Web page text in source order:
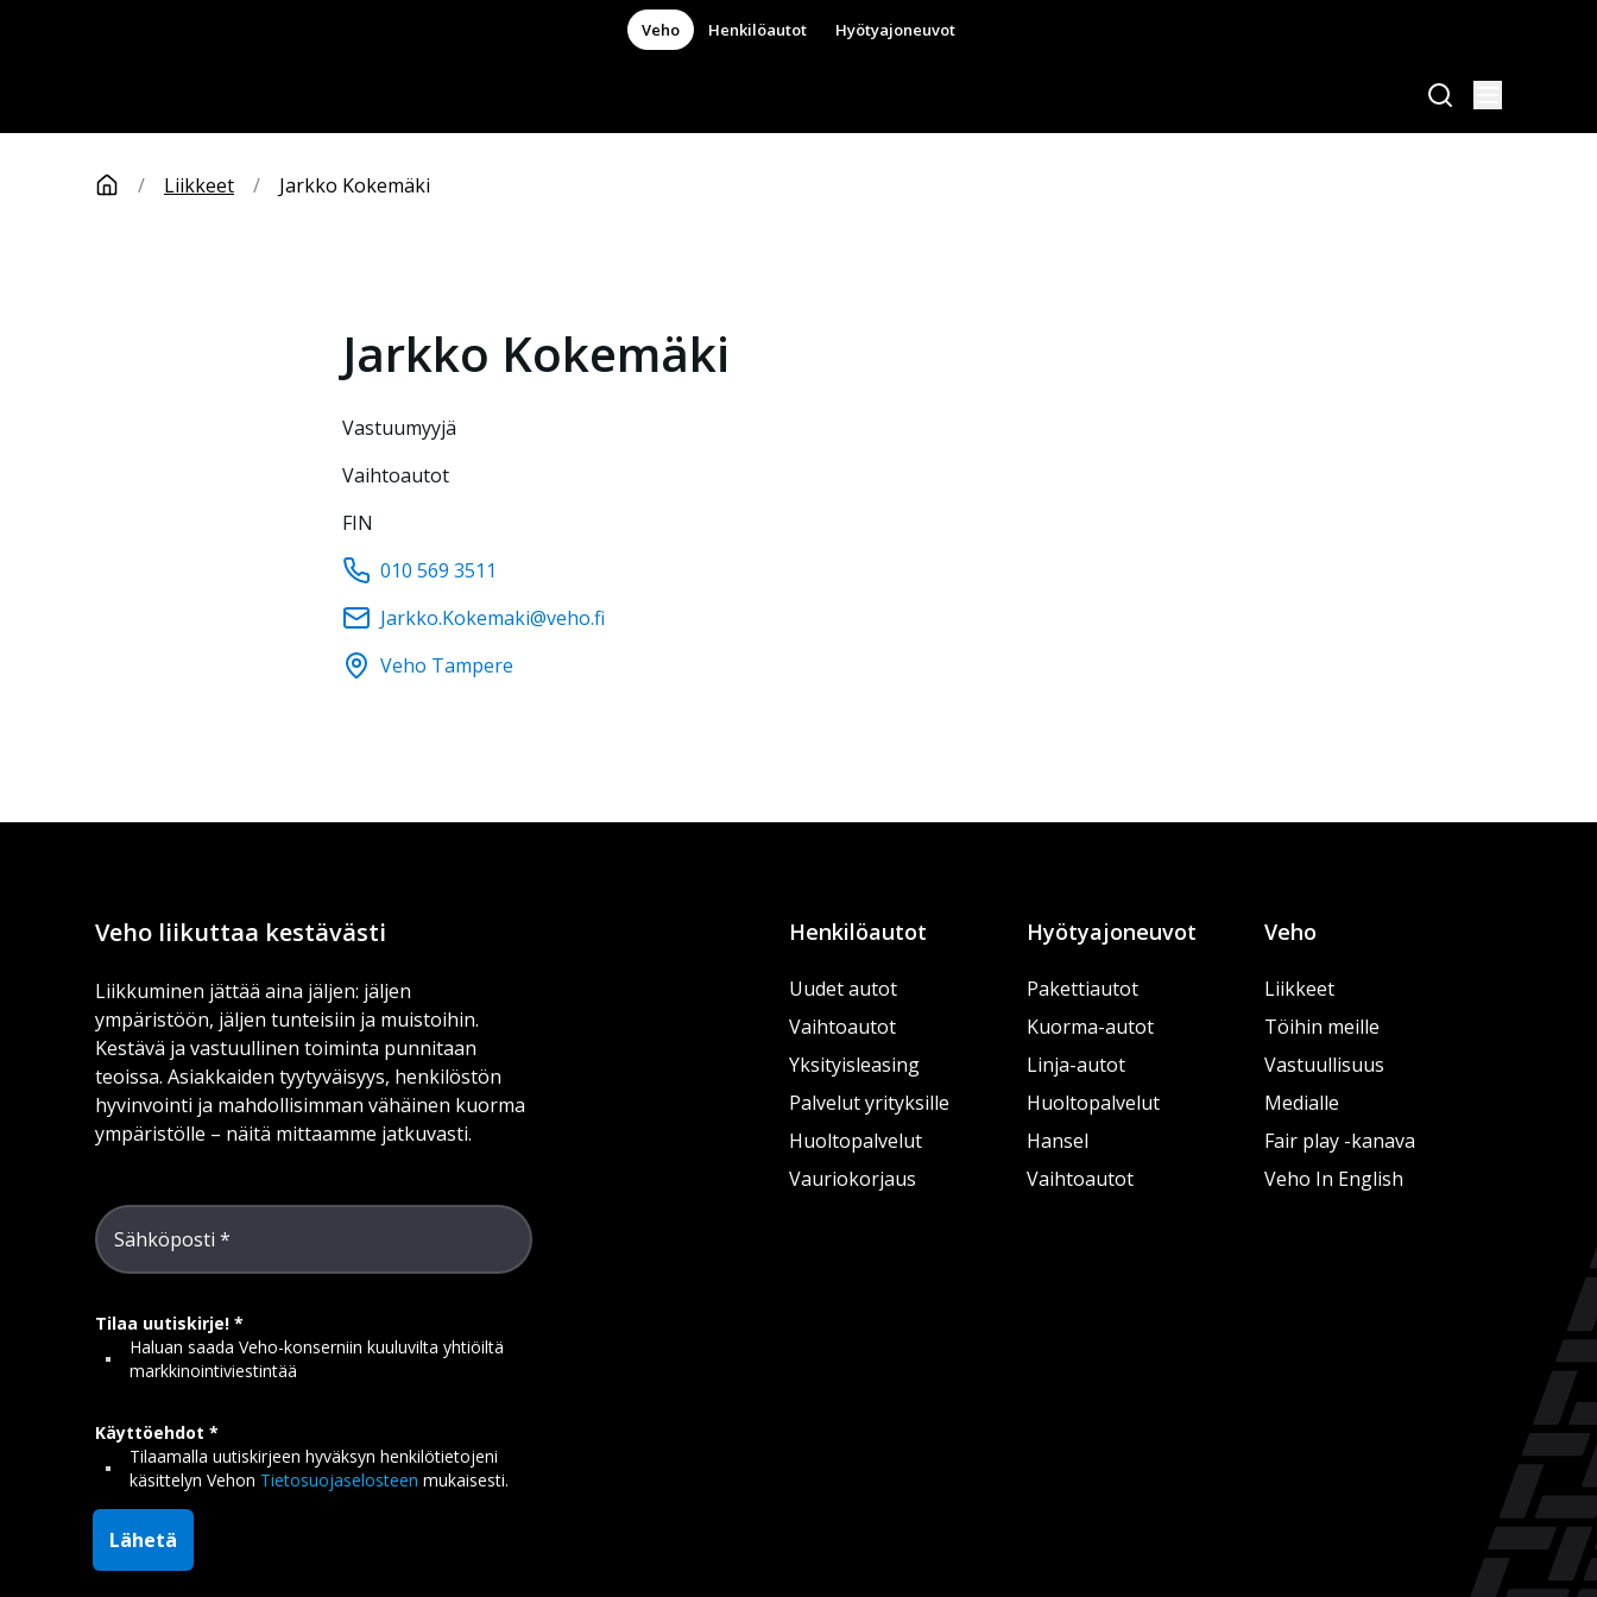
Veho Henkilöautot Hyötyajoneuvot
/ Liikkeet / Jarkko Kokemäki
Jarkko Kokemäki
vastuumyyjä
Vaihtoautot
FIN
010 569 3511
Jarkko.Kokemaki@veho.fi
Veho Tampere
Veho liikuttaa kestävästi
Liikkuminen jättää aina jäljen: jäljen
ympäristöön, jäljen tunteisiin ja muistoihin.
Kestävä ja vastuullinen toiminta punnitaan
teoissa. Asiakkaiden tyytyväisyys, henkilöstön
hyvinvointi ja mahdollisimman vähäinen kuorma
ympäristölle – näitä mittaamme jatkuvasti.
Sähköposti
Tilaa uutiskirje!
Haluan saada Veho-konserniin kuuluvilta yhtiöiltä
markkinointiviestintää
Käyttöehdot
Tilaamalla uutiskirjeen hyväksyn henkilötietojeni
käsittelyn Vehon Tietosuojaselosteen mukaisesti.
Lähetä
Henkilöautot
Uudet autot
Vaihtoautot
Yksityisleasing
Palvelut yrityksille
Huoltopalvelut
Vauriokorjaus
Hyötyajoneuvot
Pakettiautot
Kuorma-autot
Linja-autot
Huoltopalvelut
Hansel
Vaihtoautot
Veho
Liikkeet
Töihin meille
Vastuullisuus
Medialle
Fair play -kanava
Veho In English